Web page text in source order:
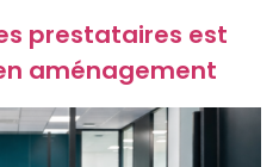
prestataires est
aménagement